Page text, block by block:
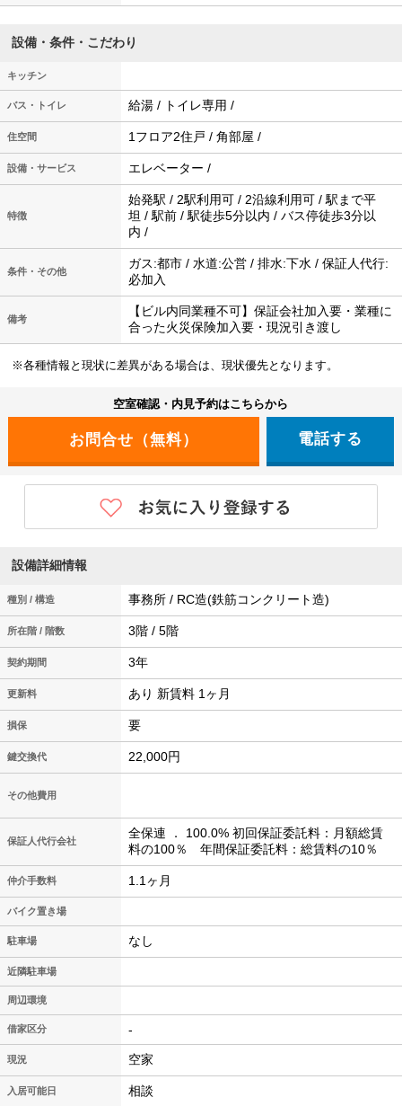
設備・条件・こだわり
キッチン
バス・トイレ 給湯 / トイレ専用 /
住空間 1フロア2住戸 / 角部屋 /
設備・サービス エレベーター /
特徴
始発駅 / 2駅利用可 / 2沿線利用可 / 駅まで平
坦 / 駅前 / 駅徒歩5分以内 / バス停徒歩3分以
内 /
条件・その他
ガス:都市 / 水道:公営 / 排水:下水 / 保証人代行:
必加入
備考
【ビル内同業種不可】保証会社加入要・業種に
合った火災保険加入要・現況引き渡し
※各種情報と現状に差異がある場合は、現状優先となります。
空室確認・内見予約はこちらから
電話する
設備詳細情報
種別 / 構造 事務所 / RC造(鉄筋コンクリート造)
所在階 / 階数 3階 / 5階
契約期間 3年
更新料 あり 新賃料 1ヶ月
損保 要
鍵交換代 22,000円
その他費用
保証人代行会社
全保連 ． 100.0% 初回保証委託料：月額総賃
料の100％ 年間保証委託料：総賃料の10％
仲介手数料 1.1ヶ月
バイク置き場
駐車場 なし
近隣駐車場
周辺環境
借家区分 -
現況 空家
入居可能日 相談